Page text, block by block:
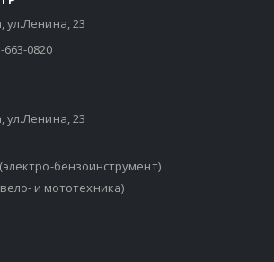
ул.Ленина, 23
663-0820
ул.Ленина, 23
бензоинструмент)
и мототехника)